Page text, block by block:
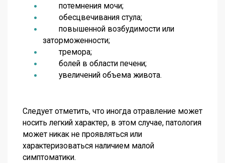
потемнения мочи;
обесцвечивания стула;
повышенной возбудимости или
заторможенности;
тремора;
болей в области печени;
увеличений объема живота.
Следует отметить, что иногда отравление может
носить легкий характер, в этом случае, патология
может никак не проявляться или
характеризоваться наличием малой
симптоматики.